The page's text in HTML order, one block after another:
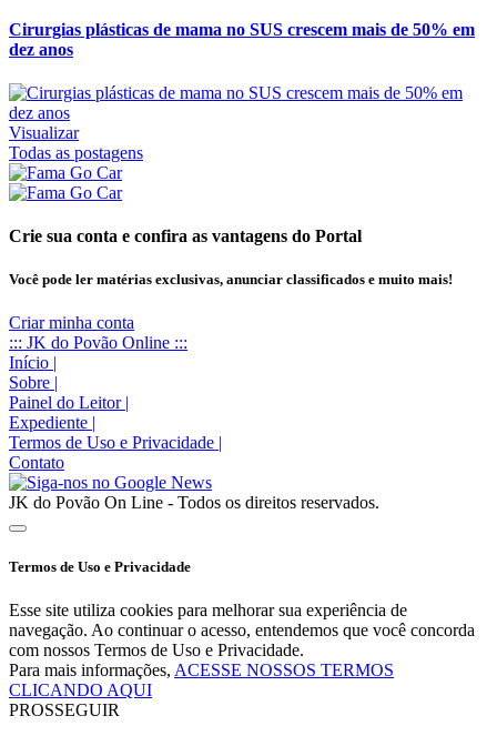
Cirurgias plásticas de mama no SUS crescem mais de 50% em
dez anos
Visualizar
Todas as postagens
Crie sua conta e confira as vantagens do Portal
Você pode ler matérias exclusivas, anunciar classificados e muito mais!
Criar minha conta
::: JK do Povão Online :::
Início |
Sobre |
Painel do Leitor |
Expediente |
Termos de Uso e Privacidade |
Contato
JK do Povão On Line - Todos os direitos reservados.
Termos de Uso e Privacidade
Esse site utiliza cookies para melhorar sua experiência de
navegação. Ao continuar o acesso, entendemos que você concorda
com nossos Termos de Uso e Privacidade.
Para mais informações, ACESSE NOSSOS TERMOS
CLICANDO AQUI
PROSSEGUIR